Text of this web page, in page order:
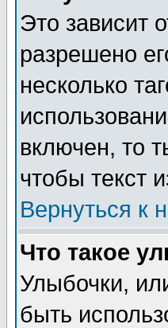
Это зависит
разрешено
несколько
включен, то
чтобы текст
Вернуться к
Что такое
Улыбочки,
быть